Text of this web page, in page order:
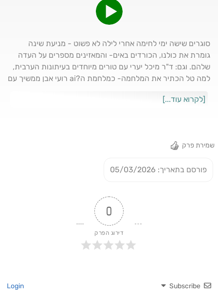
סוגרים שישה ימי לחימה אחרי לילה לא פשוט - מניעת שינה
גומרת את כולנו, הכורדים באים- והמאזינים מספרים על העדה
שלהם. וגם: ד"ר מיכל יערי עם טורים מיוחדים בעיתונות הערבית,
למה טל הכתיר את המלחמה- כמלחמת ה?ai רועי אבן ממשיך עם
לילה קשה בממ"ק ד"ר עמית גרין עם טיפים ללילה עם פחות שינה
[לקרוא עוד...]
שמירת פרק
פורסם בתאריך: 05/03/2026
0
דירוג הפרק
Subscribe